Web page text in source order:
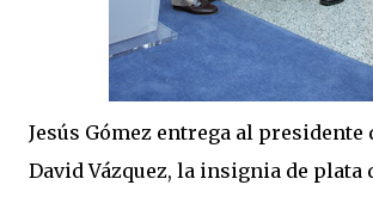
Jesús Gómez entrega al presidente
David Vázquez, la insignia de plata